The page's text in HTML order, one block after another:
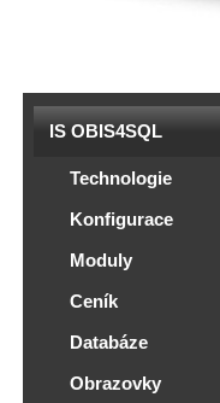
IS OBIS4SQL
Technologie
Konfigurace
Moduly
Ceník
Databáze
Obrazovky